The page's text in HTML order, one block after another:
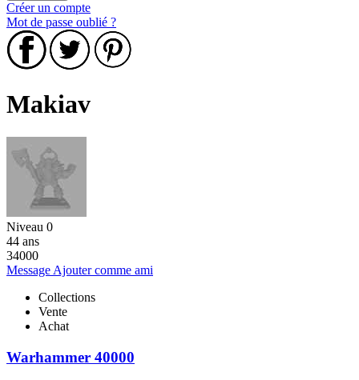
Créer un compte
Mot de passe oublié ?
Makiav
Niveau 0
44 ans
34000
Message Ajouter comme ami
Collections
Vente
Achat
Warhammer 40000